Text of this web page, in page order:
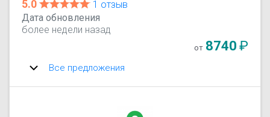
5.0
1 отзыв
Дата обновления
более недели назад
от 8740₽
Все предложения